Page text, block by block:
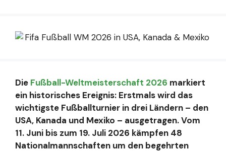
Die Fußball-Weltmeisterschaft 2026 markiert
ein historisches Ereignis: Erstmals wird das
wichtigste Fußballturnier in drei Ländern – den
USA, Kanada und Mexiko – ausgetragen. Vom
11. Juni bis zum 19. Juli 2026 kämpfen 48
Nationalmannschaften um den begehrten